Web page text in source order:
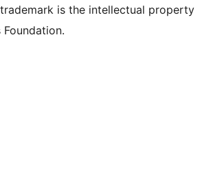
is the intellectual property